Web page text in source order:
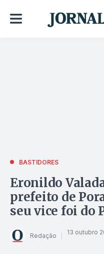
BASTIDORES
Eronildo
prefeito de
seu vice foi do
Redação 13 outubro